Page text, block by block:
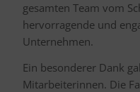
gesamten Team vom
hervorragende und
Unternehmen.
Ein besonderer Dank
Mitarbeiterinnen. Die